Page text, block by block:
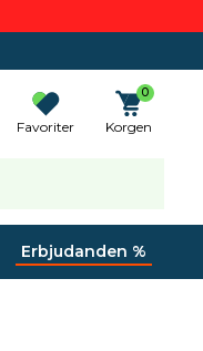
Favoriter
0
Korgen
Erbjudanden %